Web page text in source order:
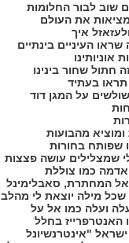
שוב לבור החלומות
את העולם
העיניים בינתיים
אוניותינו
חתול שחור בינינו
בעתיד
על המגן דוד
מהבועות
שפותח בחורות
שמצלילים עושה פצצות
כמו צוללת
המחתרת, סאבלימינל
ועלה כמו אל על
האנטרפרייז בחלל